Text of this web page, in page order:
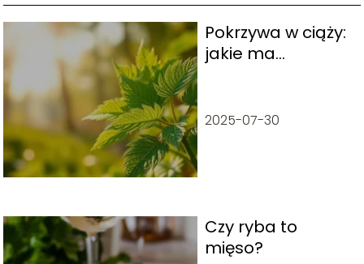
Pokrzywa w ciąży:
jakie ma
2025-07-30
Czy ryba to
mięso?